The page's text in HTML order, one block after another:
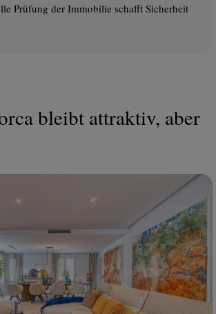
Prüfung der Immobilie schafft Sicherheit
bleibt attraktiv, aber